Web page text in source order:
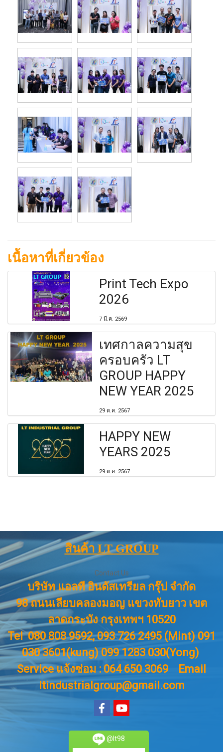
เนื้อหาที่เกี่ยวข้อง
Print Tech Expo
2026
7 มี.ค. 2569
เทศกาลความสุข
ครอบครัว LT
GROUP HAPPY
NEW YEAR 2025
29 ต.ค. 2567
HAPPY NEW
YEARS 2025
29 ต.ค. 2567
สินค้า LT GROUP
Contact Us
บริษัท แอลที อินดัสเทรียล กรุ๊ป จำกัด
98 ถนนเลียบคลองมอญ แขวงทับยาว เขต
ลาดกระบัง กรุงเทพฯ 10520
Tel 080 808 9592, 093 726 2495 (Mint) 091
030 3601(kung) 099 1283 030(Yong)
Service แจ้งซ่อม : 064 650 3069
Email
ltindustrialgroup@gmail.com
@lt98